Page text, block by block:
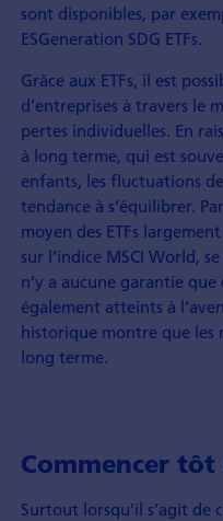
sont disponibles, par
ESGeneration SDG ETFs.
Grâce aux ETFs, il est
d’entreprises à travers le
pertes individuelles. En
à long terme, qui est
enfants, les fluctuations
tendance à s’équilibrer.
moyen des ETFs
sur l’indice MSCI World,
n’y a aucune garantie
également atteints à
historique montre que les
long terme.
Commencer
Surtout lorsqu’il s’agit